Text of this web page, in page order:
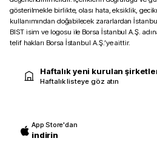
gösterilmekle birlikte, olası hata, eksiklik,
kullanımından doğabilecek zararlardan
BIST isim ve logosu ile Borsa İstanbul A.Ş.
telif hakları Borsa İstanbul A.Ş.’ye aittir.
Haftalık yeni kurulan
Haftalık listeye göz atın
App Store'dan
indirin